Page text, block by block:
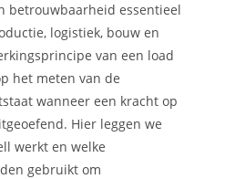
betrouwbaarheid essentieel
logistiek, bouw en
van een load
het meten van de
wanneer een kracht op
Hier leggen we
werkt en welke
gebruikt om